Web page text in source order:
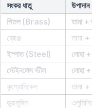
সংকর ধাতু উপাদান
পিতল (Brass)
তামা +
ব্রোঞ্জ
তামা +
ইস্পাত (Steel)
লোহা +
স্টেইনলেস স্টীল
লোহা
কুপ্রোনিকেল
তামা +
ডুরালুমিন